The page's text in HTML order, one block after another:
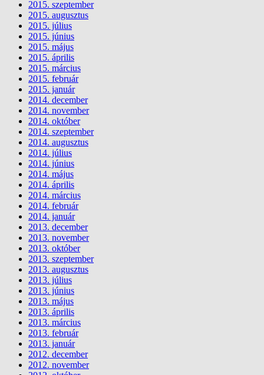
2015. szeptember
2015. augusztus
2015. július
2015. június
2015. május
2015. április
2015. március
2015. február
2015. január
2014. december
2014. november
2014. október
2014. szeptember
2014. augusztus
2014. július
2014. június
2014. május
2014. április
2014. március
2014. február
2014. január
2013. december
2013. november
2013. október
2013. szeptember
2013. augusztus
2013. július
2013. június
2013. május
2013. április
2013. március
2013. február
2013. január
2012. december
2012. november